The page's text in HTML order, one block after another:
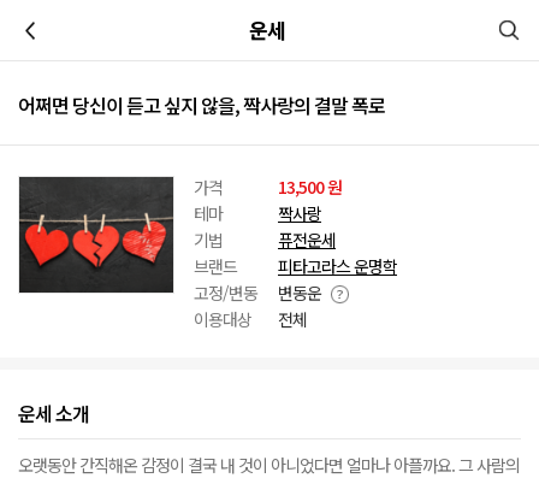
운세
어쩌면 당신이 듣고 싶지 않을, 짝사랑의 결말 폭로
가격
13,500 원
테마
짝사랑
기법
퓨전운세
브랜드
피타고라스 운명학
고정/변동
변동운
이용대상
전체
운세 소개
오랫동안 간직해온 감정이 결국 내 것이 아니었다면 얼마나 아플까요. 그 사람의